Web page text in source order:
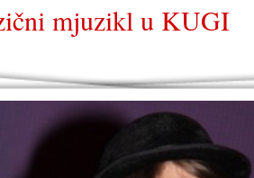
mjuzikl u KUGI